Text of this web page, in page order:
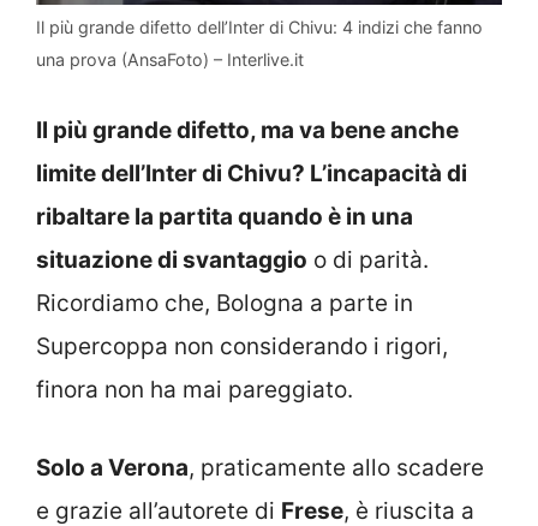
Il più grande difetto dell’Inter di Chivu: 4 indizi che fanno
una prova (AnsaFoto) – Interlive.it
Il più grande difetto, ma va bene anche
limite dell’Inter di Chivu? L’incapacità di
ribaltare la partita quando è in una
situazione di svantaggio o di parità.
Ricordiamo che, Bologna a parte in
Supercoppa non considerando i rigori,
finora non ha mai pareggiato.
Solo a Verona, praticamente allo scadere
e grazie all’autorete di Frese, è riuscita a